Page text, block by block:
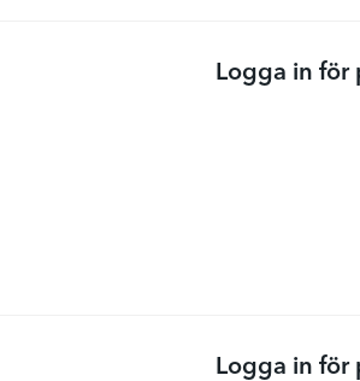
Logga in för
Logga in för